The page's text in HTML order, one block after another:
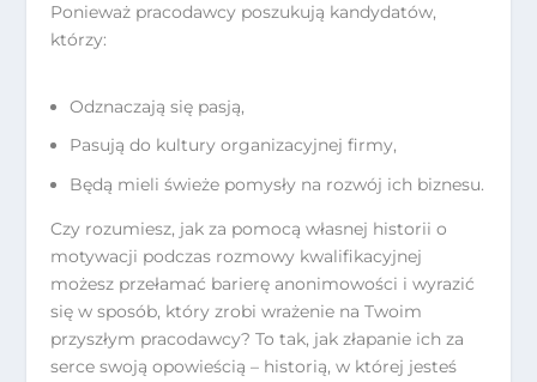
Ponieważ pracodawcy poszukują kandydatów,
którzy:
Odznaczają się pasją,
Pasują do kultury organizacyjnej firmy,
Będą mieli świeże pomysły na rozwój ich biznesu.
Czy rozumiesz, jak za pomocą własnej historii o
motywacji podczas rozmowy kwalifikacyjnej
możesz przełamać barierę anonimowości i wyrazić
się w sposób, który zrobi wrażenie na Twoim
przyszłym pracodawcy? To tak, jak złapanie ich za
serce swoją opowieścią – historią, w której jesteś